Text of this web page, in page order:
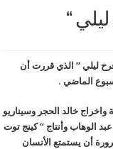
“
ليلي ” الذي قررت أن
الماضي .
خالد الحجر وسيناريو
الوهاب وأنتاج ” كينج توت
أن يستمتع الأنسان